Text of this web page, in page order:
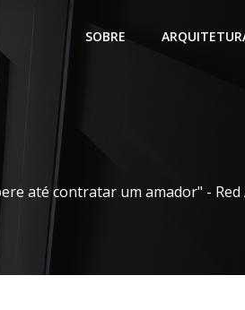
SOBRE
até contratar um amador" - Red